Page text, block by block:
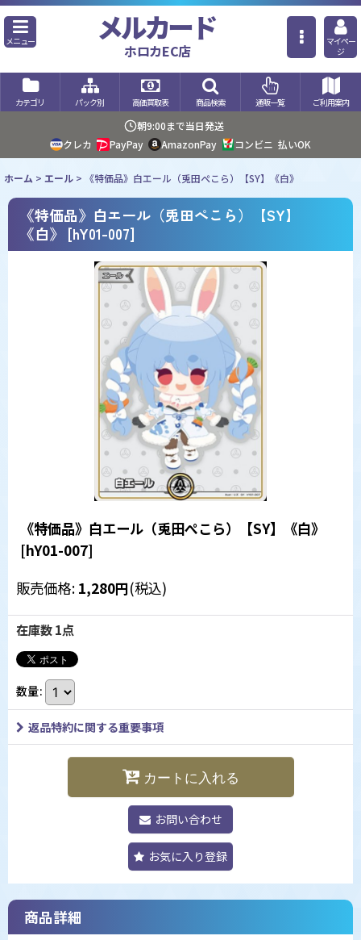
メニュー メルカード
ホロカEC店
マイペー
ジ
カテゴリ パック別 高価買取表 商品検索 通販一覧 ご利用案内
朝9:00まで当日発送
クレカ
PayPay AmazonPay コンビニ 払いOK
ホーム > エール > 《特価品》白エール（兎田ぺこら）【SY】《白》
《特価品》白エール（兎田ぺこら）【SY】
《白》 [hY01-007]
《特価品》白エール（兎田ぺこら）【SY】《白》
[hY01-007]
販売価格: 1,280円(税込)
在庫数 1点
数量:
返品特約に関する重要事項
カートに入れる
お問い合わせ
お気に入り登録
商品詳細